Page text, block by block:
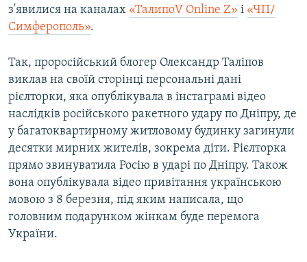
ДЕПОРТАЦІЯ
ВІДЕОУРОКИ «ELIFBE»
СВІДЧЕННЯ ОКУПАЦІЇ
УКРАЇНСЬКА ПРОБЛЕМА КРИМУ
ІНФОГРАФІКА
ЯК ОБІЙТИ БЛОКУВАННЯ
Qırımtatar
ДОЛУЧАЙСЯ!
Усі сайти RFE/RL
з'явилися на каналах «ТалипоV Online Z» і «ЧП/
Симферополь».
Так, проросійський блогер Олександр Таліпов
виклав на своїй сторінці персональні дані
рієлторки, яка опублікувала в інстаграмі відео
наслідків російського ракетного удару по Дніпру, де
у багатоквартирному житловому будинку загинули
десятки мирних жителів, зокрема діти. Рієлторка
прямо звинуватила Росію в ударі по Дніпру. Також
вона опублікувала відео привітання українською
мовою з 8 березня, під яким написала, що
головним подарунком жінкам буде перемога
України.